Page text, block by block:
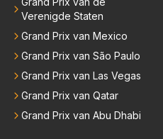
Verenigde Staten
Grand Prix van Mexico
Grand Prix van São Paulo
Grand Prix van Las Vegas
Grand Prix van Qatar
Grand Prix van Abu Dhabi